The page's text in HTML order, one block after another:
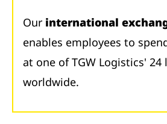
Our international
enables employees to
at one of TGW Logistics' 24
worldwide.